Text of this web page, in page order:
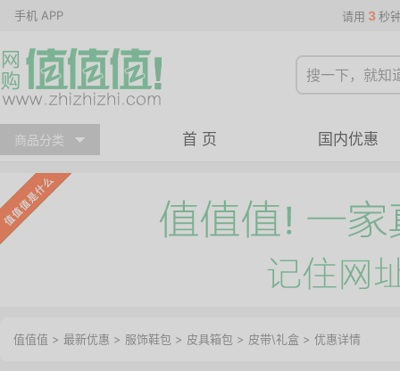
手机 APP 请用 3 秒
商品分类 首 页 国内优惠
值值值 > 最新优惠 > 服饰鞋包 > 皮具箱包 > 皮带\礼盒 > 优惠详情